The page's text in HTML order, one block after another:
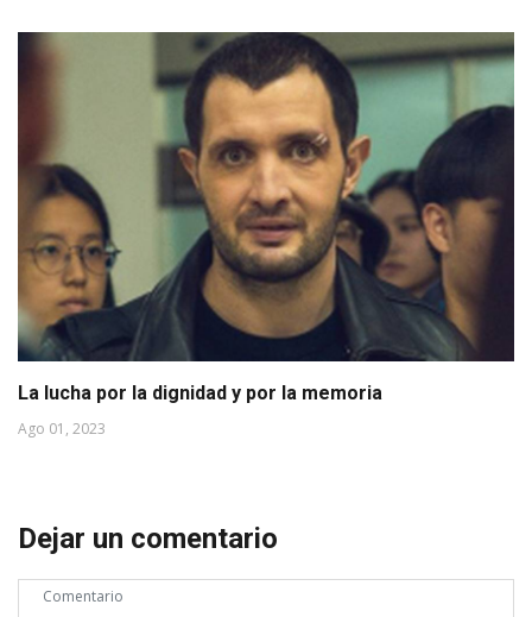
La lucha por la dignidad y por la memoria
Ago 01, 2023
Dejar un comentario